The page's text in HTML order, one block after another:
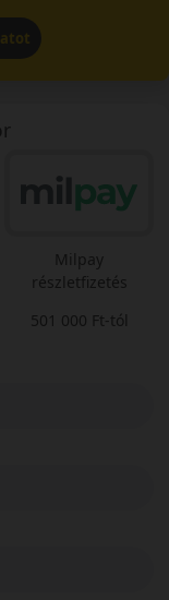
Milpay
részletfizetés
501 000 Ft-tól